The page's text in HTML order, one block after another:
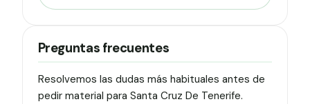
Preguntas frecuentes
Resolvemos las dudas más habituales antes de
pedir material para Santa Cruz De Tenerife.